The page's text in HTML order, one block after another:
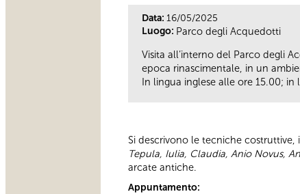
Data: 16/05/2025
Luogo: Parco degli Acquedotti
Visita all’interno del Parco degli
epoca rinascimentale, in un
In lingua inglese alle ore 15.00;
Si descrivono le tecniche
Tepula, Iulia, Claudia, Anio Novus,
arcate antiche.
Appuntamento: